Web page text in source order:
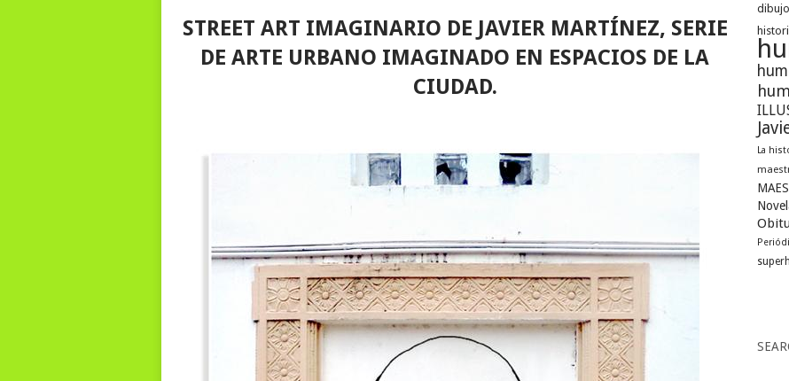
STREET ART IMAGINARIO DE JAVIER MARTÍNEZ, SERIE
DE ARTE URBANO IMAGINADO EN ESPACIOS DE LA
CIUDAD.
La